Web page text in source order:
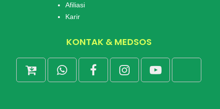
Afiliasi
Karir
KONTAK & MEDSOS